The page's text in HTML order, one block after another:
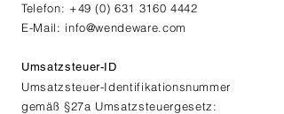
Telefon: +49 (0) 631 3160 4442
E-Mail: info@wendeware.com
Umsatzsteuer-ID
Umsatzsteuer-Identifikationsnummer
gemäß §27a Umsatzsteuergesetz: